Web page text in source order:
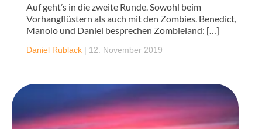
Auf geht’s in die zweite Runde. Sowohl beim
Vorhangflüstern als auch mit den Zombies. Benedict,
Manolo und Daniel besprechen Zombieland: […]
Daniel Rublack | 12. November 2019